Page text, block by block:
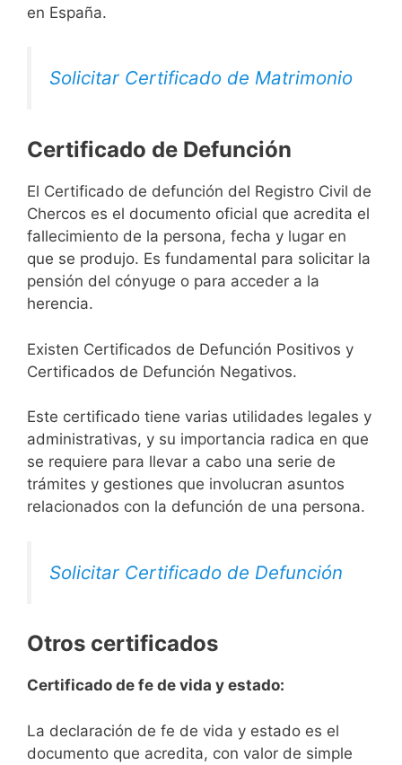
en España.
Solicitar Certificado de Matrimonio
Certificado de Defunción
El Certificado de defunción del Registro Civil de
Chercos es el documento oficial que acredita el
fallecimiento de la persona, fecha y lugar en
que se produjo. Es fundamental para solicitar la
pensión del cónyuge o para acceder a la
herencia.
Existen Certificados de Defunción Positivos y
Certificados de Defunción Negativos.
Este certificado tiene varias utilidades legales y
administrativas, y su importancia radica en que
se requiere para llevar a cabo una serie de
trámites y gestiones que involucran asuntos
relacionados con la defunción de una persona.
Solicitar Certificado de Defunción
Otros certificados
Certificado de fe de vida y estado:
La declaración de fe de vida y estado es el
documento que acredita, con valor de simple